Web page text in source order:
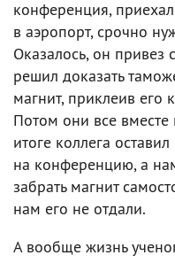
конференция,
в аэропорт, срочно
Оказалось, он
решил доказать
магнит, приклеив его
Потом они все вместе
итоге коллега
на конференцию, а
забрать магнит
нам его не отдали.
А вообще жизнь